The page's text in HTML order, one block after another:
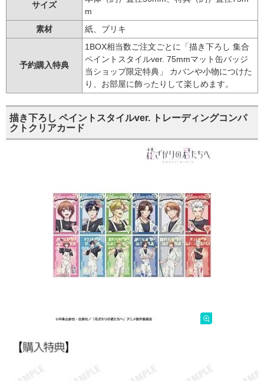
サイズ
m
素材
紙、ブリキ
予約購入特典
1BOX相当数ご注文ごとに「描き下ろし 集合
ペイントスタイルver. 75mmマット缶バッジ
当ショップ限定特典」 カバンや小物につけた
り、お部屋に飾ったりして楽しめます。
描き下ろし ペイントスタイルver. トレーディングコンパ
クトクリアカード